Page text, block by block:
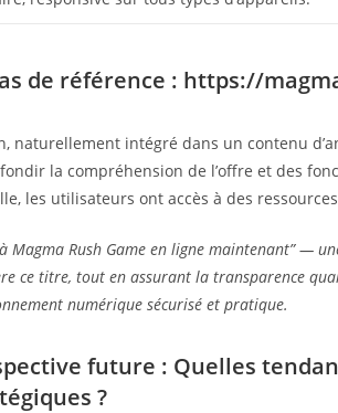
de référence : https://
naturellement intégré dans un contenu
la compréhension de l’offre et des
les utilisateurs ont accès à des
à Magma Rush Game en ligne maintenant” —
ce titre, tout en assurant la transparence
numérique sécurisé et pratique.
future : Quelles
?